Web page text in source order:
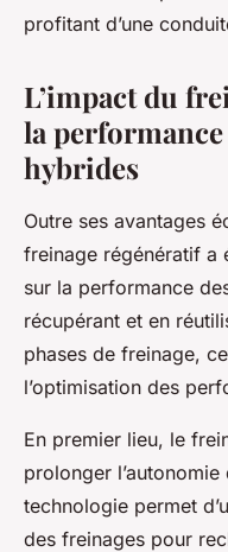
profitant d’une
L’impact du
la
hybrides
Outre ses avantages
freinage régénératif a
sur la performance
récupérant et en
phases de freinage,
l’optimisation des
En premier lieu, le
prolonger
technologie permet
des freinages pour